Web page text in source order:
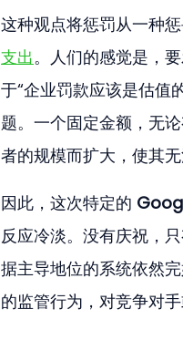
这种观点将惩罚从一种
支出。人们的感觉是，
于“企业罚款应该是估值
题。一个固定金额，无
者的规模而扩大，使其无
因此，这次特定的
反应冷淡。没有庆祝，
据主导地位的系统依然
的监管行为，对竞争对